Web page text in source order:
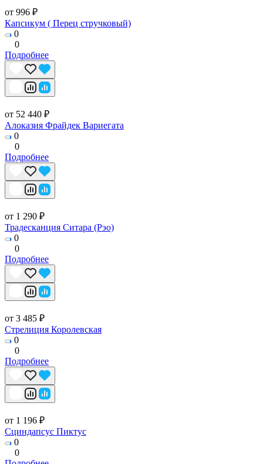
от 996 ₽
Капсикум ( Перец стручковый)
0
0
Подробнее
от 52 440 ₽
Алоказия Фрайдек Вариегата
0
0
Подробнее
от 1 290 ₽
Традесканция Ситара (Рэо)
0
0
Подробнее
от 3 485 ₽
Стрелиция Королевская
0
0
Подробнее
от 1 196 ₽
Сциндапсус Пиктус
0
0